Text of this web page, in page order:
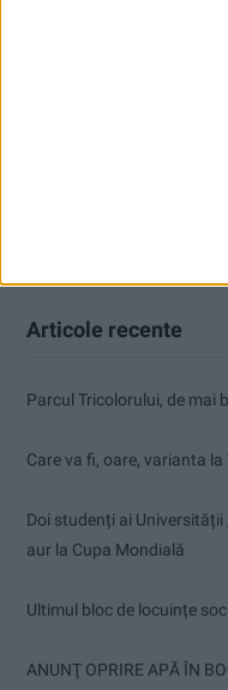
Articole recente
Parcul Tricolorului, de mai
Care va fi, oare, varianta
Doi studenți ai Universității
aur la Cupa Mondială
Ultimul bloc de locuințe
ANUNŢ OPRIRE APĂ ÎN